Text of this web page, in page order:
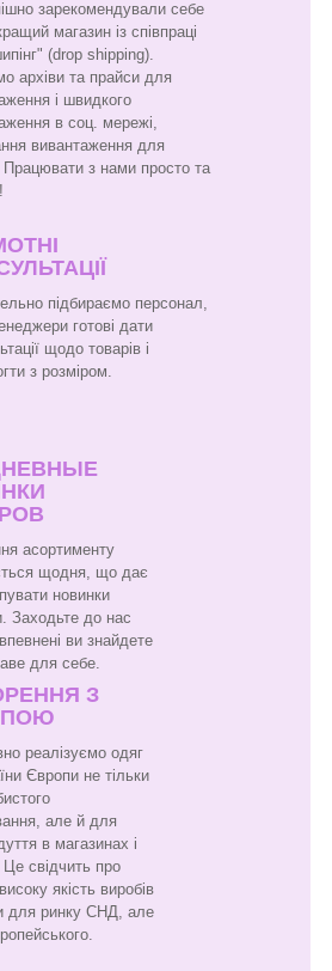
зарекомендували себе
магазин із співпраці
(drop shipping).
архіви та прайси для
і швидкого
в соц. мережі,
вивантаження для
Працювати з нами просто та
підбираємо персонал,
готові дати
щодо товарів і
з розміром.
асортименту
щодня, що дає
новинки
Заходьте до нас
ви знайдете
для себе.
З
реалізуємо одяг
Європи не тільки
але й для
в магазинах і
Це свідчить про
якість виробів
для ринку СНД, але